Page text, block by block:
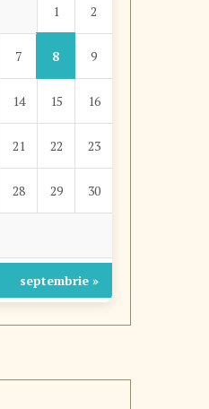
1 2
7 8 9
14 15 16
21 22 23
28 29 30
septembrie »